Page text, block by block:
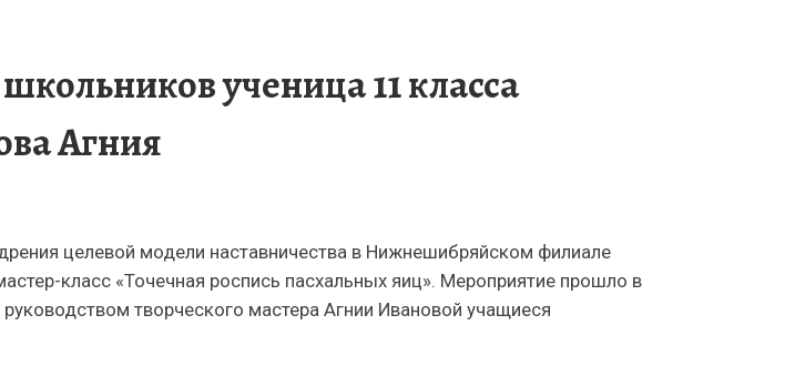
ученица 11 класса
Агния
целевой модели наставничества в Нижнешибряйском филиале
класс «Точечная роспись пасхальных яиц». Мероприятие прошло в
творческого мастера Агнии Ивановой учащиеся